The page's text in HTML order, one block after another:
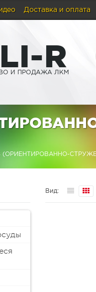
Доставка и оплата
LI-R
И ПРОДАЖА ЛКМ
(ОРИЕНТИРОВАННО-
Вид: